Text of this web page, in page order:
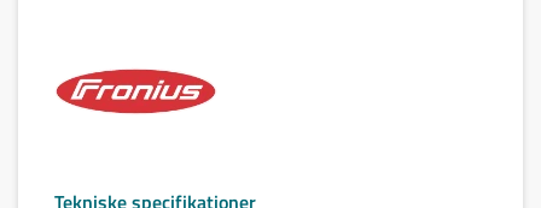
Tekniske specifikationer